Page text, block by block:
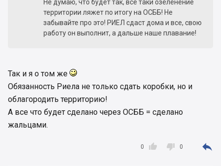
Не думаю, что будет так, все таки озеленение
территории ляжет по итогу на ОСББ! Не
забывайте про это! РИЕЛ сдаст дома и все, свою
работу он выполнит, а дальше наше плавание!
Так и я о том же
Обязанность Риела не только сдать коробки, но и
облагородить территорию!
А все что будет сделано через ОСББ = сделано
жальцами.

0  0 